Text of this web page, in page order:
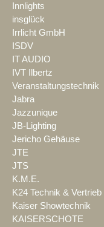
Innlights
insglück
Irrlicht GmbH
ISDV
IT AUDIO
IVT Ilbertz
Veranstaltungstechnik
Jabra
Jazzunique
JB-Lighting
Jericho Gehäuse
JTE
JTS
K.M.E.
K24 Technik & Vertrieb
Kaiser Showtechnik
KAISERSCHOTE